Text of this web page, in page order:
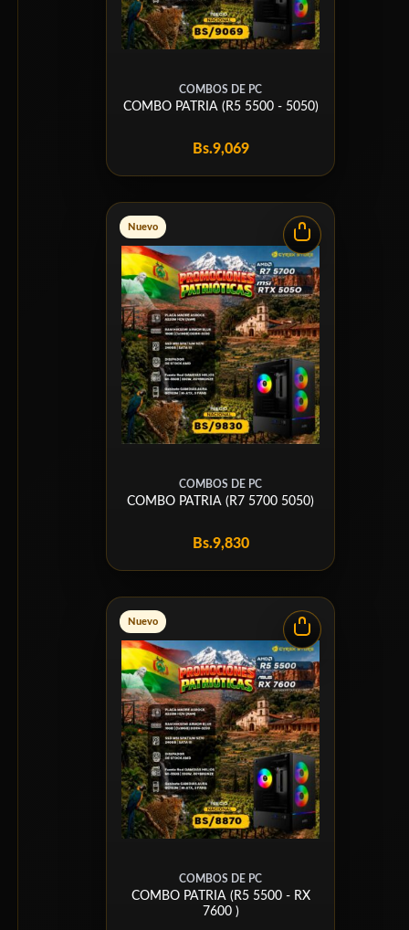
COMBOS DE PC
COMBO PATRIA (R5 5500 - 5050)
Bs.9,069
Nuevo
COMBOS DE PC
COMBO PATRIA (R7 5700 5050)
Bs.9,830
Nuevo
COMBOS DE PC
COMBO PATRIA (R5 5500 - RX
7600 )